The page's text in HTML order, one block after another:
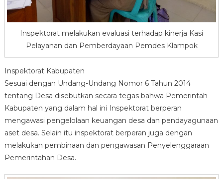
Inspektorat melakukan evaluasi terhadap kinerja Kasi
Pelayanan dan Pemberdayaan Pemdes Klampok
Inspektorat Kabupaten
Sesuai dengan Undang-Undang Nomor 6 Tahun 2014
tentang Desa disebutkan secara tegas bahwa Pemerintah
Kabupaten yang dalam hal ini Inspektorat berperan
mengawasi pengelolaan keuangan desa dan pendayagunaan
aset desa. Selain itu inspektorat berperan juga dengan
melakukan pembinaan dan pengawasan Penyelenggaraan
Pemerintahan Desa.